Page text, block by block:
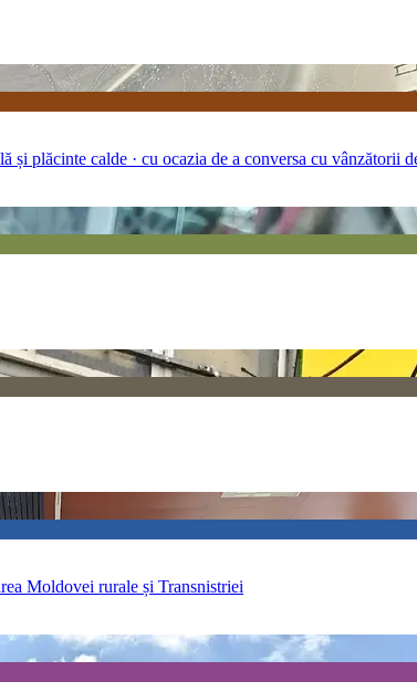
plăcinte calde · cu ocazia de a conversa cu vânzătorii
Moldovei rurale și Transnistriei